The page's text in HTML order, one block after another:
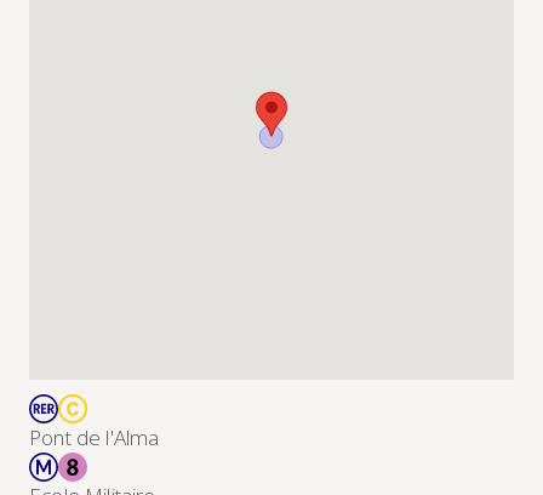
Pont de l'Alma